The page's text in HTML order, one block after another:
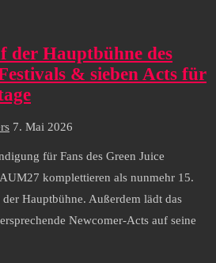
der Hauptbühne des
& sieben Acts für
7. Mai 2026
für Fans des Green Juice
komplettieren als nunmehr 15.
Hauptbühne. Außerdem lädt das
Newcomer-Acts auf seine